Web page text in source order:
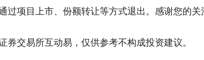
过项目上市、份额转让等方式退出。感谢您的关
券交易所互动易，仅供参考不构成投资建议。